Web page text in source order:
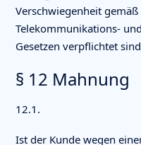
Verschwiegenheit
Telekommunikations-
Gesetzen verpflichtet
§ 12 Mahnung
12.1.
Ist der Kunde wegen